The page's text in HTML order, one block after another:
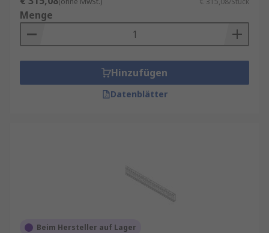
Menge
Hinzufügen
Datenblätter
Beim Hersteller auf Lager